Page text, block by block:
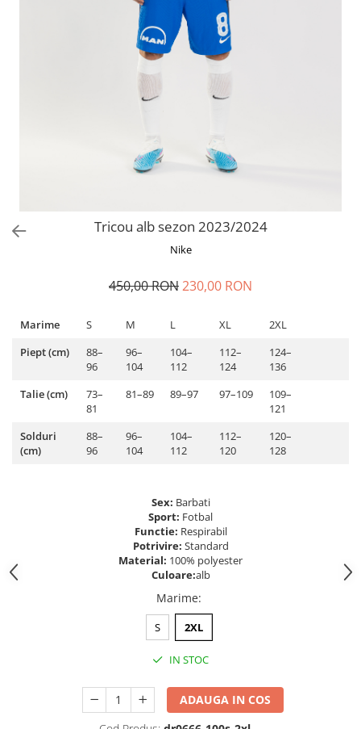
Tricou alb sezon 2023/2024
Nike
450,00 RON230,00 RON
Marime S M L XL
2XL
Piept (cm)
88–
96
96–
104
104–
112
112–
124
124–
136
Talie (cm)
73–
81
81–89 89–97 97–109
109–
121
Solduri
(cm)
88–
96
96–
104
104–
112
112–
120
120–
128
Sex: Barbati
Sport: Fotbal
Functie: Respirabil
Potrivire: Standard
Material: 100% polyester
Culoare:alb
Marime:
S 2XL
IN STOC
ADAUGA IN COS